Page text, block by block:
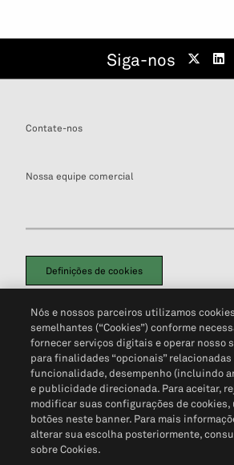
Siga-nos
Contate-nos
Nossa equipe comercial
Definições de cookies
Política de PrivacidadePortal de privacidade do
Não Venda Minhas Informações Pessoais©
Nós e nossos parceiros utilizamos
semelhantes (“Cookies”) conforme
fornecer serviços digitais e operar nosso
para finalidades “opcionais” relacionadas
funcionalidade, desempenho (incluindo
e publicidade direcionada. Para aceitar,
modificar suas configurações de cookies,
botões neste banner. Para mais
alterar sua escolha posteriormente,
sobre Cookies.